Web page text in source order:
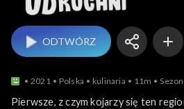
ODTWÓRZ
2021 Polska kulinaria 11m
Pierwsze, z czym kojarzy się ten